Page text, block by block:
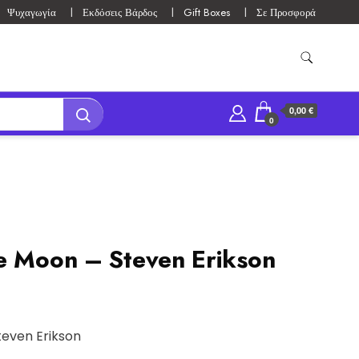
Ψυχαγωγία Εκδόσεις Βάρδος Gift Boxes Σε Προσφορά
0
0,00 €
Moon – Steven Erikson
Erikson